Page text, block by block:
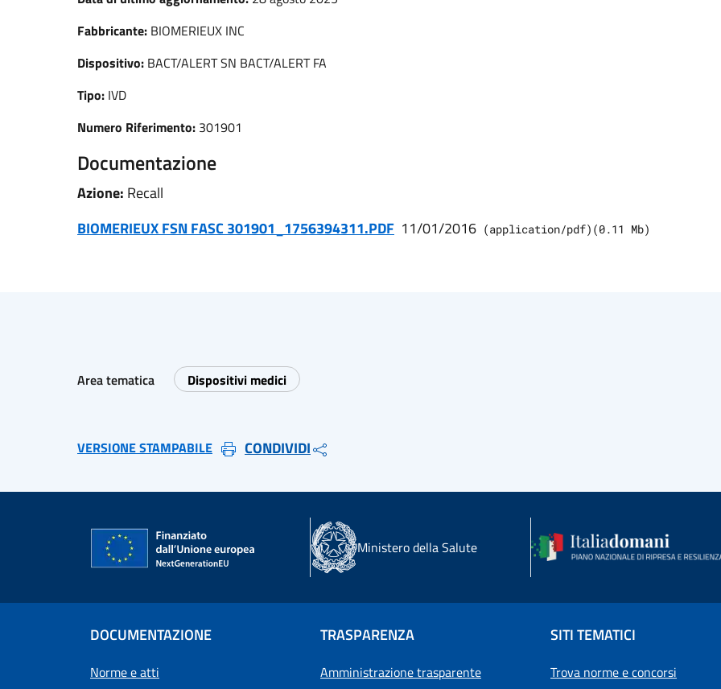
Fabbricante: BIOMERIEUX INC
Dispositivo: BACT/ALERT SN BACT/ALERT FA
Tipo: IVD
Numero Riferimento: 301901
Documentazione
Azione: Recall
BIOMERIEUX FSN FASC 301901_1756394311.PDF 11/01/2016 (application/pdf) (0.11 Mb)
Area tematica Dispositivi medici
VERSIONE STAMPABILE CONDIVIDI
Ministero della Salute
DOCUMENTAZIONE
Norme e atti
TRASPARENZA
Amministrazione trasparente
SITI TEMATICI
Trova norme e concorsi